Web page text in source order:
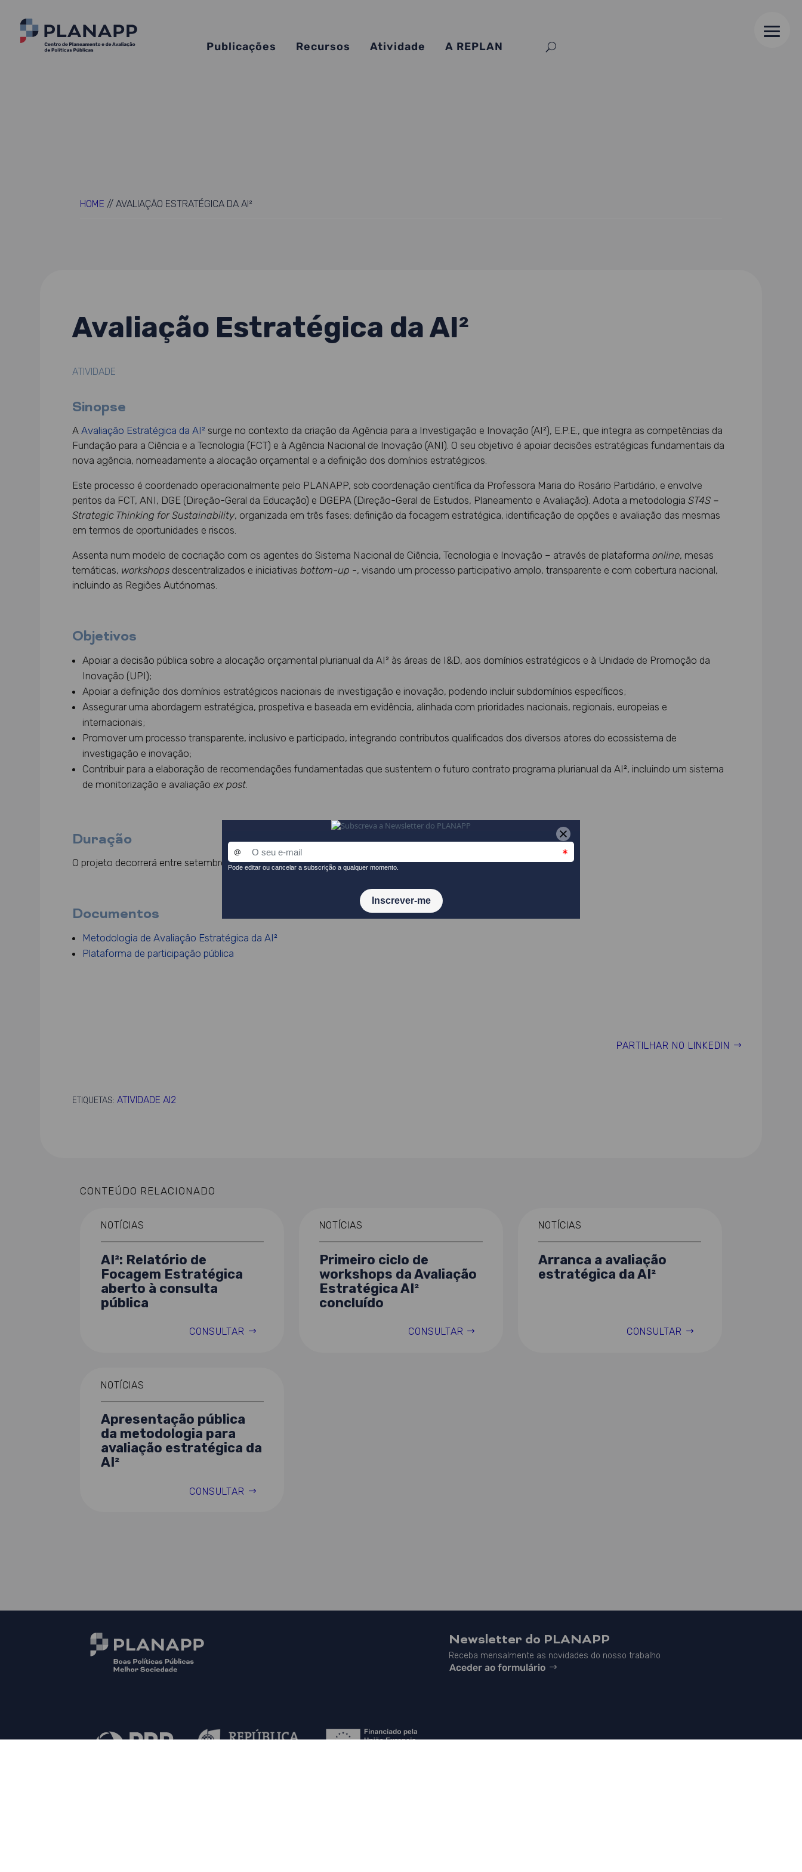
Publicações Recursos Atividade A REPLAN
HOME //AVALIAÇÃO ESTRATÉGICA DA AI²
Avaliação Estratégica da AI²
ATIVIDADE
Sinopse
A Avaliação Estratégica da AI²surge no contexto da criação da Agência para a Investigação e Inovação (AI²), E.P.E., que integra as competências da
Fundação para a Ciência e a Tecnologia (FCT) e à Agência Nacional de Inovação (ANI). O seu objetivo é apoiar decisões estratégicas fundamentais da
nova agência, nomeadamente a alocação orçamental e a definição dos domínios estratégicos.
Este processo é coordenado operacionalmente pelo PLANAPP, sob coordenação científica da Professora Maria do Rosário Partidário, e envolve
peritos da FCT, ANI, DGE (Direção-Geral da Educação) e DGEPA (Direção-Geral de Estudos, Planeamento e Avaliação). Adota a metodologia ST4S –
Strategic Thinking for Sustainability, organizada em três fases: definição da focagem estratégica, identificação de opções e avaliação das mesmas
em termos de oportunidades e riscos.
Assenta num modelo de cocriação com os agentes do Sistema Nacional de Ciência, Tecnologia e Inovação – através de plataforma online, mesas
temáticas, workshopsdescentralizados e iniciativas bottom-up -, visando um processo participativo amplo, transparente e com cobertura nacional,
incluindo as Regiões Autónomas.
Objetivos
Apoiar a decisão pública sobre a alocação orçamental plurianual da AI² às áreas de I&D, aos domínios estratégicos e à Unidade de Promoção da
Inovação (UPI);
Apoiar a definição dos domínios estratégicos nacionais de investigação e inovação, podendo incluir subdomínios específicos;
Assegurar uma abordagem estratégica, prospetiva e baseada em evidência, alinhada com prioridades nacionais, regionais, europeias e
internacionais;
Promover um processo transparente, inclusivo e participado, integrando contributos qualificados dos diversos atores do ecossistema de
investigação e inovação;
Contribuir para a elaboração de recomendações fundamentadas que sustentem o futuro contrato programa plurianual da AI², incluindo um sistema
de monitorização e avaliação ex post.
Duração
O projeto decorrerá entre setembro de 2025 e outubro de 2026.
Documentos
Metodologia de Avaliação Estratégica da AI²
Plataforma de participação pública
PARTILHAR NO LINKEDIN
ETIQUETAS: ATIVIDADE AI2
CONTEÚDO RELACIONADO
NOTÍCIAS
AI²: Relatório de
Focagem Estratégica
aberto à consulta
pública
CONSULTAR
NOTÍCIAS
Primeiro ciclo de
workshops da Avaliação
Estratégica AI²
concluído
CONSULTAR
NOTÍCIAS
Arranca a avaliação
estratégica da AI²
CONSULTAR
NOTÍCIAS
Apresentação pública
da metodologia para
avaliação estratégica da
AI²
CONSULTAR
Newsletter do PLANAPP
Receba mensalmente as novidades do nosso trabalho
Aceder ao formulário